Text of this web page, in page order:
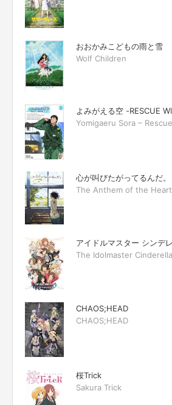
おおかみこどもの雨と雪
Wolf Children
よみがえる空 -RESCUE
Yomigaeru Sora –
心が叫びたがってるんだ。
The Anthem of the Heart
アイドルマスター シンデ
The Idolmaster
CHAOS;HEAD
CHAOS;HEAD
桜Trick
Sakura Trick